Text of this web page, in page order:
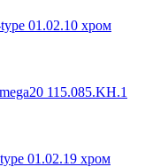
01.02.10 хром
115.085.KH.1
01.02.19 хром